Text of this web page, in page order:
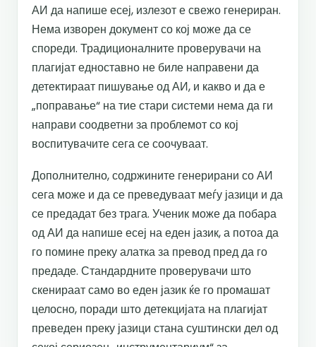
АИ да напише есеј, излезот е свежо генериран.
Нема изворен документ со кој може да се
спореди. Традиционалните проверувачи на
плагијат едноставно не биле направени да
детектираат пишување од АИ, и какво и да е
„поправање“ на тие стари системи нема да ги
направи соодветни за проблемот со кој
воспитувачите сега се соочуваат.
Дополнително, содржините генерирани со АИ
сега може и да се преведуваат меѓу јазици и да
се предадат без трага. Ученик може да побара
од АИ да напише есеј на еден јазик, а потоа да
го помине преку алатка за превод пред да го
предаде. Стандардните проверувачи што
скенираат само во еден јазик ќе го промашат
целосно, поради што детекцијата на плагијат
преведен преку јазици стана суштински дел од